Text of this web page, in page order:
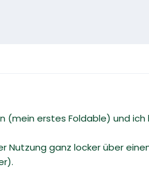
(mein erstes Foldable) und
Nutzung ganz locker über